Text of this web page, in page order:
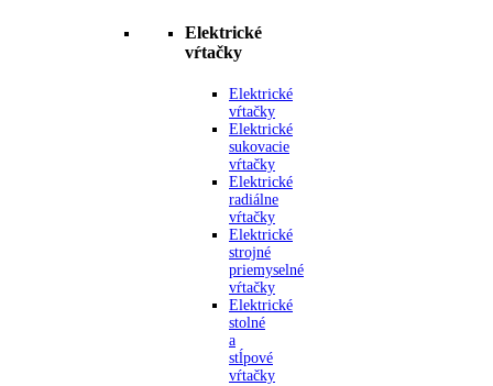
Elektrické
vŕtačky
Elektrické
vŕtačky
Elektrické
sukovacie
vŕtačky
Elektrické
radiálne
vŕtačky
Elektrické
strojné
priemyselné
vŕtačky
Elektrické
stolné
a
stĺpové
vŕtačky